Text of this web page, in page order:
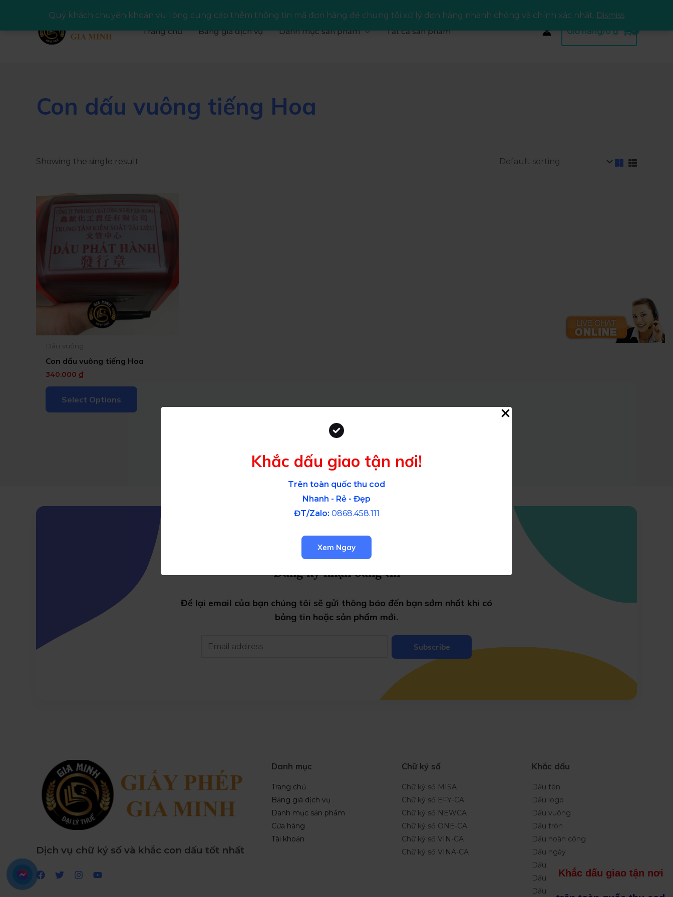
Khắc dấu giao tận nơi!
Trên toàn quốc thu cod
Nhanh - Rẻ - Đẹp
ĐT/Zalo: 0868.458.111
Xem Ngay
Trang chủ Bảng giá dịch vụ Danh mục sản phẩm Tất cả sản phẩm Giỏ hàng/0₫
Con dấu vuông tiếng Hoa
Showing the single result
Dấu vuông
Con dấu vuông tiếng Hoa
340.000₫
Select Options
Đăng ký nhận bảng tin
Đề lại email của bạn chúng tôi sẽ gửi thông báo đến bạn sớm nhất khi có
bảng tin hoặc sản phẩm mới.
Subscribe
Dịch vụ chữ ký số và khắc con dấu tốt nhất
Danh mục
Trang chủ
Bảng giá dịch vụ
Danh mục sản phẩm
Cửa hàng
Tài khoản
Chữ ký số
Chữ ký số MISA
Chữ ký số EFY-CA
Chữ ký số NEWCA
Chữ ký số ONE-CA
Chữ ký số VIN-CA
Chữ ký số VINA-CA
Khắc dấu
Dấu tên
Dấu logo
Dấu vuông
Dấu tròn
Dấu hoàn công
Dấu ngày
Dấu tích điểm
Dấu Oval
Dấu chữ ký
Khắc dấu giao tận nơi
Quý khách chuyển khoản vui lòng cung cấp thêm thông tin mã đơn hàng để chung tôi xử lý đơn hàng nhanh chóng và chính xác nhất. Dismiss